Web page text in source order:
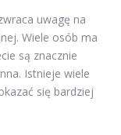
uwagę na
Wiele osób ma
są znacznie
Istnieje wiele
się bardziej